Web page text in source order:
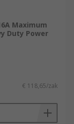
Maximum
Duty Power
€ 118,65/zak